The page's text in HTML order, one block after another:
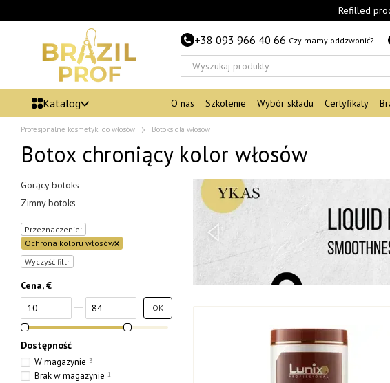
Refilled
+38 093 966 40 66 Czy mamy oddzwonić?
Katalog O nas Szkolenie Wybór składu Certyfikaty
Profesjonalne kosmetyki do włosów Botoks dla włosów
Botox chroniący kolor włosów
Gorący botoks
Zimny botoks
Przeznaczenie:
Ochrona koloru włosów
Wyczyść filtr
Cena, €
Od Cena, €
Do Cena, € OK
Dostępność
W magazynie 3
Brak w magazynie 1